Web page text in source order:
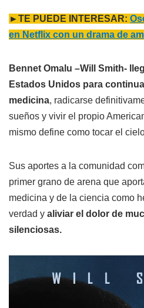
►TE PUEDE INTERESAR:
en Netflix con un drama de
Bennet Omalu –Will Smith-
Estados Unidos para
medicina, radicarse
sueños y vivir el propio
mismo define como tocar el
Sus aportes a la comunidad
primer grano de arena que
medicina y de la ciencia como
verdad y aliviar el dolor de
silenciosas.